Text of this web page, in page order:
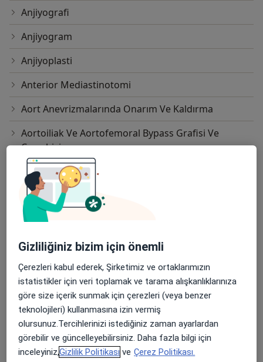
Anjiyografi
Anjiyogram
Anjiyoplasti
Anterior Mediastinotomi
Aort Anevrizmalarında Onarım Ve Kaldırma
Aortoiliak Ve Aortofemoral Bypass Grafisi Ve
Cerrahisi
Aritmide Ablasyon Tedavisi
Arteriografi
Arteriyel Switch Ameliyatı
Aterektomi
Atriyal Septal Defekt Onarımı
Balon Valvüloplasti
Bilgisayarlı Tomografi Taraması(Bt)
Bypass Ameliyatı Koroner Arter Bypass Grefti
Gizliliğiniz bizim için önemli
Çerezleri kabul ederek, Şirketimiz ve ortaklarımızın
istatistikler için veri toplamak ve tarama alışkanlıklarınıza
göre size içerik sunmak için çerezleri (veya benzer
teknolojileri) kullanmasına izin vermiş
olursunuz.Tercihlerinizi istediğiniz zaman ayarlardan
görebilir ve güncelleyebilirsiniz. Daha fazla bilgi için
inceleyiniz,Gizlilik Politikası ve Çerez Politikası.